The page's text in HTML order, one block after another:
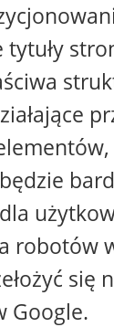
tytuły
robotów
się
Google.